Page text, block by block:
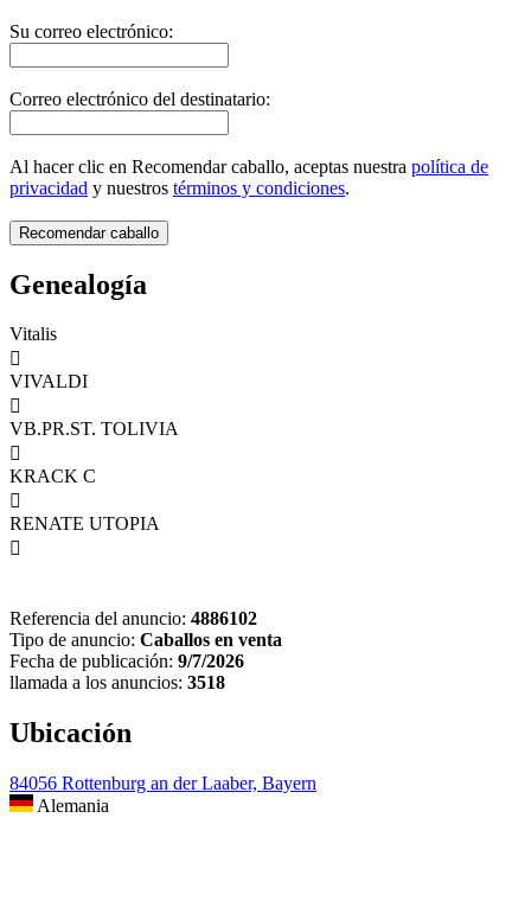
Su correo electrónico:
Correo electrónico del destinatario:
Al hacer clic en Recomendar caballo, aceptas nuestra política de
privacidad y nuestros términos y condiciones.
Genealogía
Vitalis

VIVALDI

VB.PR.ST. TOLIVIA

KRACK C

RENATE UTOPIA

Referencia del anuncio: 4886102
Tipo de anuncio: Caballos en venta
Fecha de publicación: 9/7/2026
llamada a los anuncios: 3518
Ubicación
84056 Rottenburg an der Laaber, Bayern
Alemania